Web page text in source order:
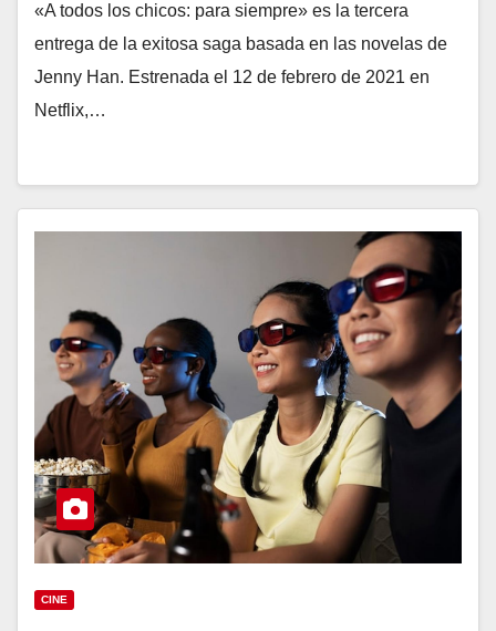
«A todos los chicos: para siempre» es la tercera
entrega de la exitosa saga basada en las novelas de
Jenny Han. Estrenada el 12 de febrero de 2021 en
Netflix,…
CINE